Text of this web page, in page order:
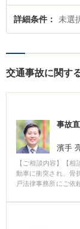
詳細条件 未選
交通事故に関す
事故
濱手
【ご相談内容】【
動車に衝突され、骨
戸法律事務所にご依
ご相談者様は、保険
解放され安心され
ていただきました